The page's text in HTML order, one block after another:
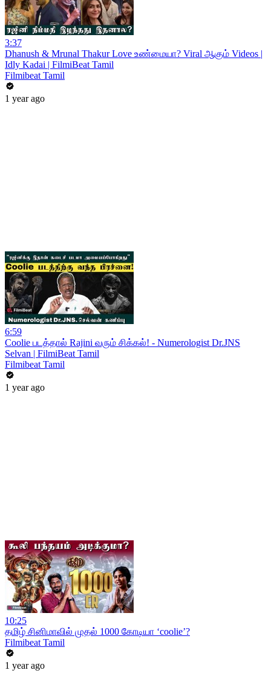
3:37
Dhanush & Mrunal Thakur Love உண்மையா? Viral ஆகும் Videos |
Idly Kadai | FilmiBeat Tamil
Filmibeat Tamil
1 year ago
6:59
Coolie படத்தால் Rajini வரும் சிக்கல்! - Numerologist Dr.JNS
Selvan | FilmiBeat Tamil
Filmibeat Tamil
1 year ago
10:25
தமிழ் சினிமாவில் முதல் 1000 கோடியா ‘coolie’?
Filmibeat Tamil
1 year ago